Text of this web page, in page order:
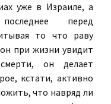
уже в Израиле, а
перед
то что раву
при жизни увидит
он делает
кстати, активно
что навряд ли